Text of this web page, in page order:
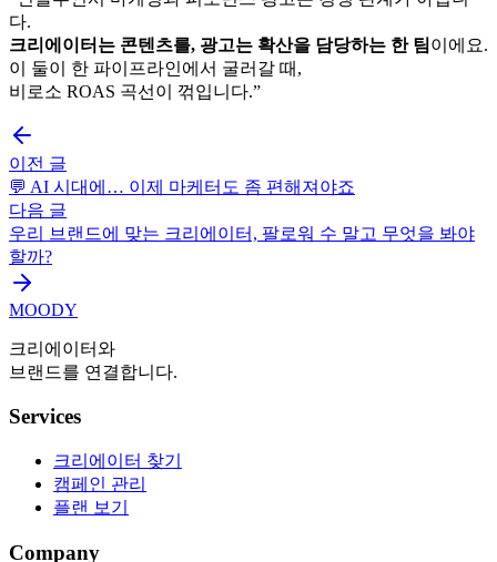
다.
크리에이터는 콘텐츠를, 광고는 확산을 담당하는 한 팀이에요.
이 둘이 한 파이프라인에서 굴러갈 때,
비로소 ROAS 곡선이 꺾입니다.”
이전 글
💬 AI 시대에… 이제 마케터도 좀 편해져야죠
다음 글
우리 브랜드에 맞는 크리에이터, 팔로워 수 말고 무엇을 봐야
할까?
MOODY
크리에이터와
브랜드를 연결합니다.
Services
크리에이터 찾기
캠페인 관리
플랜 보기
Company